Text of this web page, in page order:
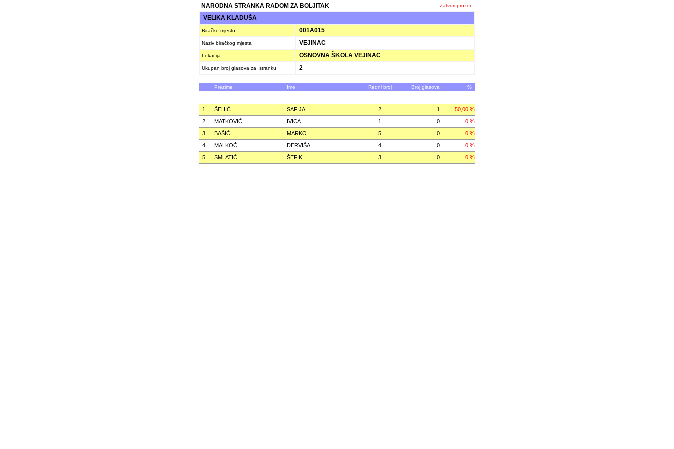
NARODNA STRANKA RADOM ZA BOLJITAK Zatvori prozor
VELIKA KLADUŠA
Biračko mjesto 001A015
Naziv biračkog mjesta VEJINAC
Lokacija OSNOVNA ŠKOLA VEJINAC
Ukupan broj glasova za stranku 2
Prezime Ime Redni broj Broj glasova %
1. ŠEHIĆ SAFIJA 2 1
50,00 %
2.
MATKOVIĆ IVICA 1 0
0 %
3.
BAŠIĆ MARKO 5 0
0 %
4.
MALKOČ DERVIŠA 4 0
0 %
5.
SMLATIĆ ŠEFIK 3 0 0 %